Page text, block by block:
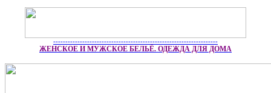
--------------------------------------------------------------------
ЖЕНСКОЕ И МУЖСКОЕ БЕЛЬЁ. ОДЕЖДА ДЛЯ ДОМА